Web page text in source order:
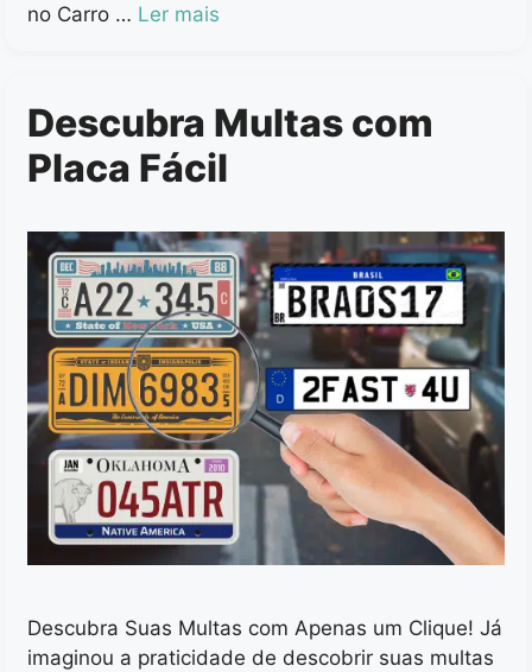
no Carro … Ler mais
Descubra Multas com
Placa Fácil
Descubra Suas Multas com Apenas um Clique! Já
imaginou a praticidade de descobrir suas multas